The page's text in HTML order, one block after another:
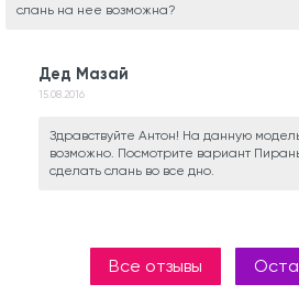
слань на нее возможна?
Дед Мазай
15.08.2016
Здравствуйте Антон! На данную
возможно. Посмотрите вариант
сделать слань во все дно.
Все отзывы